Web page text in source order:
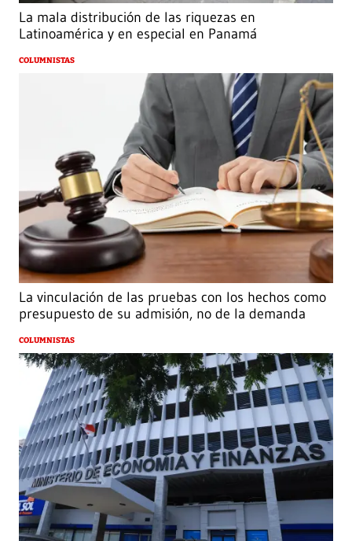
La mala distribución de las riquezas en
Latinoamérica y en especial en Panamá
COLUMNISTAS
La vinculación de las pruebas con los hechos como
presupuesto de su admisión, no de la demanda
COLUMNISTAS